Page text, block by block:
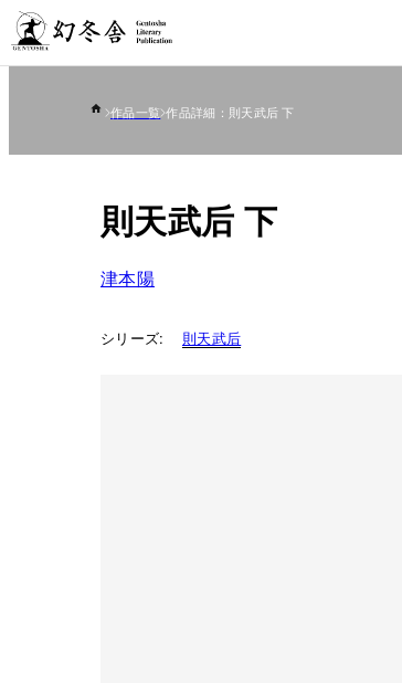
作品一覧 作品詳細：則天武后 下
則天武后 下
津本陽
シリーズ: 則天武后